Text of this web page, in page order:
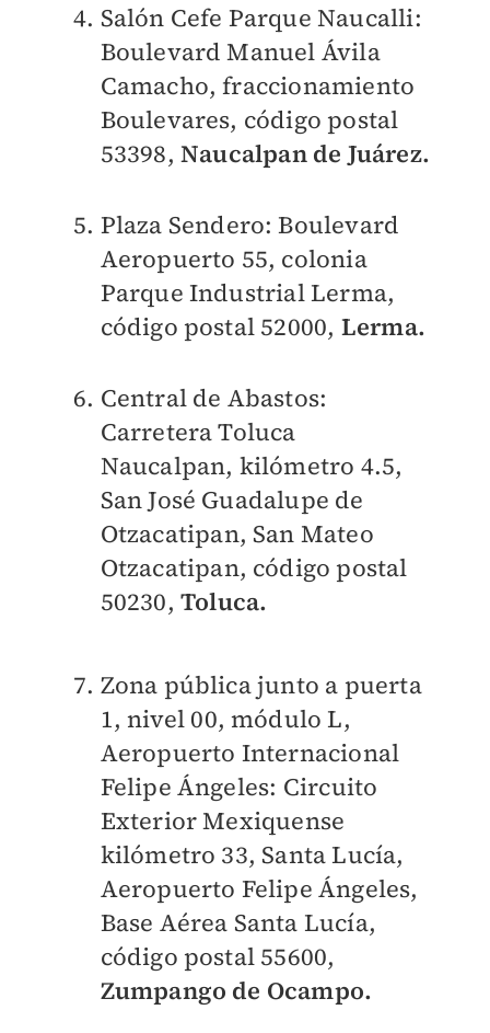
Salón Cefe Parque Naucalli:
Boulevard Manuel Ávila
Camacho, fraccionamiento
Boulevares, código postal
53398, Naucalpan de Juárez.
Plaza Sendero: Boulevard
Aeropuerto 55, colonia
Parque Industrial Lerma,
código postal 52000, Lerma.
Central de Abastos:
Carretera Toluca
Naucalpan, kilómetro 4.5,
San José Guadalupe de
Otzacatipan, San Mateo
Otzacatipan, código postal
50230, Toluca.
Zona pública junto a puerta
1, nivel 00, módulo L,
Aeropuerto Internacional
Felipe Ángeles: Circuito
Exterior Mexiquense
kilómetro 33, Santa Lucía,
Aeropuerto Felipe Ángeles,
Base Aérea Santa Lucía,
código postal 55600,
Zumpango de Ocampo.